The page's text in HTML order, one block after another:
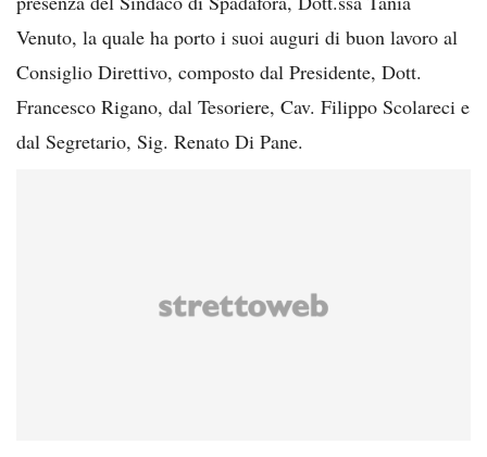
Venuto, la quale ha porto i suoi auguri di buon lavoro al
Consiglio Direttivo, composto dal Presidente, Dott.
Francesco Rigano, dal Tesoriere, Cav. Filippo Scolareci e
dal Segretario, Sig. Renato Di Pane.